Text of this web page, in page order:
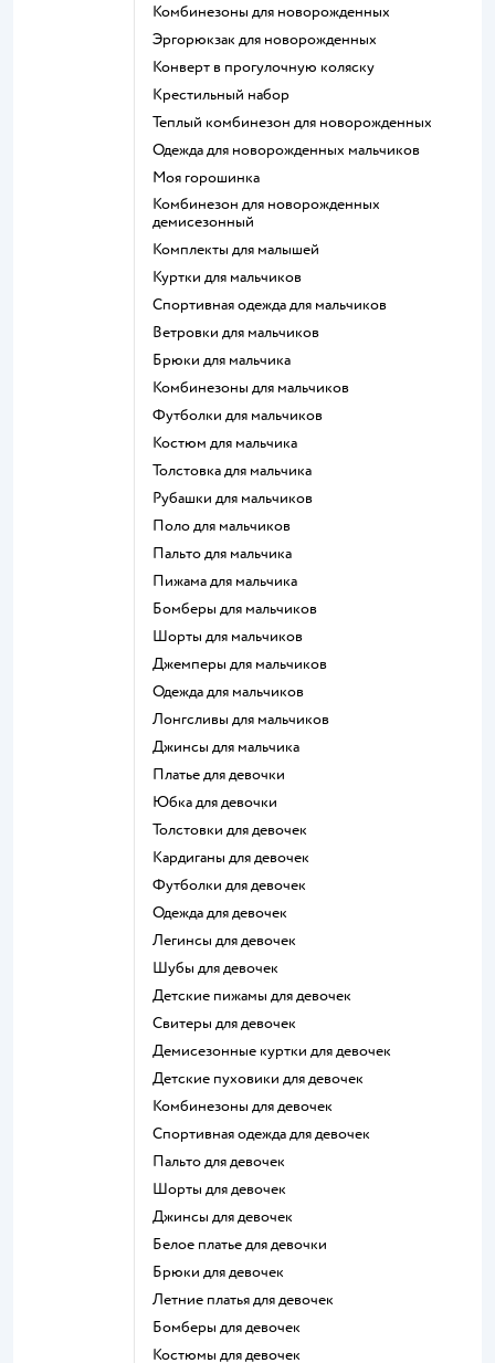
Комбинезоны для новорожденных
Эргорюкзак для новорожденных
Конверт в прогулочную коляску
Крестильный набор
Теплый комбинезон для новорожденных
Одежда для новорожденных мальчиков
Моя горошинка
Комбинезон для новорожденных
демисезонный
Комплекты для малышей
Куртки для мальчиков
Спортивная одежда для мальчиков
Ветровки для мальчиков
Брюки для мальчика
Комбинезоны для мальчиков
Футболки для мальчиков
Костюм для мальчика
Толстовка для мальчика
Рубашки для мальчиков
Поло для мальчиков
Пальто для мальчика
Пижама для мальчика
Бомберы для мальчиков
Шорты для мальчиков
Джемперы для мальчиков
Одежда для мальчиков
Лонгсливы для мальчиков
Джинсы для мальчика
Платье для девочки
Юбка для девочки
Толстовки для девочек
Кардиганы для девочек
Футболки для девочек
Одежда для девочек
Легинсы для девочек
Шубы для девочек
Детские пижамы для девочек
Свитеры для девочек
Демисезонные куртки для девочек
Детские пуховики для девочек
Комбинезоны для девочек
Спортивная одежда для девочек
Пальто для девочек
Шорты для девочек
Джинсы для девочек
Белое платье для девочки
Брюки для девочек
Летние платья для девочек
Бомберы для девочек
Костюмы для девочек